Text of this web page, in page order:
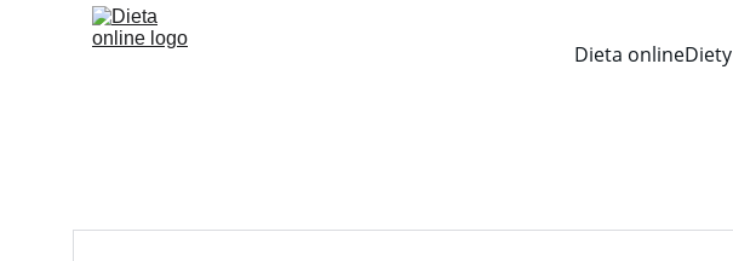
Dieta onlineDiety